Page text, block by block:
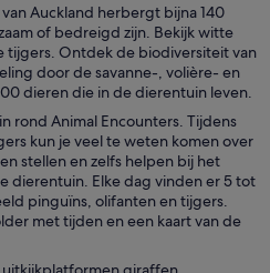
Auckland herbergt bijna 140
of bedreigd zijn. Bekijk witte
tijgers. Ontdek de biodiversiteit van
door de savanne-, volière- en
dieren die in de dierentuin leven.
rond Animal Encounters. Tijdens
kun je veel te weten komen over
stellen en zelfs helpen bij het
dierentuin. Elke dag vinden er 5 tot
pinguïns, olifanten en tijgers.
met tijden en een kaart van de